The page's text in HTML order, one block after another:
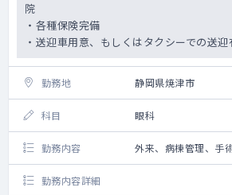
院
・各種保険完備
・送迎車用意、もしくはタクシーでの送迎
勤務地 静岡県焼津市
科目 眼科
勤務内容 外来、病棟管理、手
勤務内容詳細